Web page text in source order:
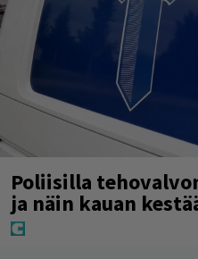
Poliisilla
ja näin kauan